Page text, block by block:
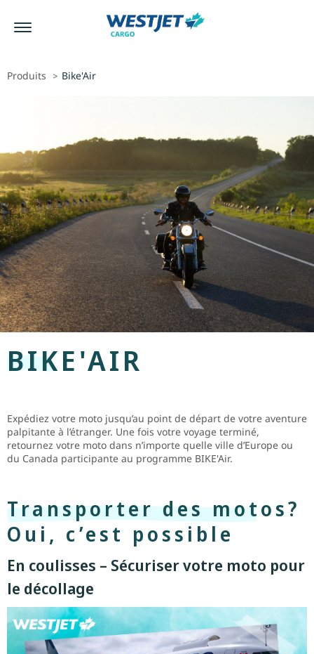
Produits > Bike'Air
BIKE'AIR
Expédiez votre moto jusqu’au point de départ de votre aventure
palpitante à l’étranger. Une fois votre voyage terminé,
retournez votre moto dans n’importe quelle ville d’Europe ou
du Canada participante au programme BIKE'Air.
Transporter des motos?
Oui, c’est possible
En coulisses – Sécuriser votre moto pour
le décollage